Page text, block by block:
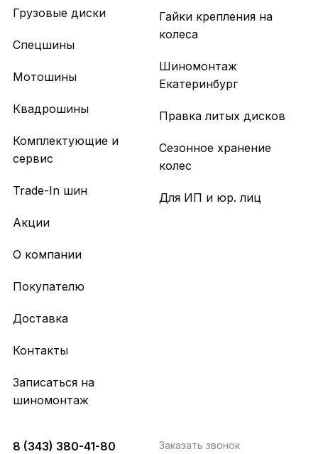
Грузовые диски
Спецшины
Мотошины
Квадрошины
Комплектующие и
сервис
Trade-In шин
Акции
Гайки крепления на
колеса
Шиномонтаж
Екатеринбург
Правка литых дисков
Сезонное хранение
колес
Для ИП и юр. лиц
О компании
Покупателю
Доставка
Контакты
Записаться на
шиномонтаж
8 (343) 380-41-80 Заказать звонок